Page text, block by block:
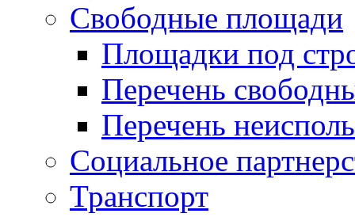
Свободные площади
Площадки под
Перечень
Перечень
Социальное
Транспорт